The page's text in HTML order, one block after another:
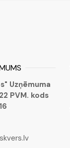
Uzņēmuma
PVM. kods